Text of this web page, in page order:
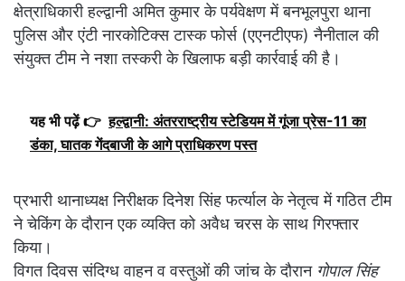
क्षेत्राधिकारी हल्द्वानी अमित कुमार के पर्यवेक्षण में बनभूलपुरा थाना
पुलिस और एंटी नारकोटिक्स टास्क फोर्स (एएनटीएफ) नैनीताल की
संयुक्त टीम ने नशा तस्करी के खिलाफ बड़ी कार्रवाई की है।
यह भी पढ़ें 👉 हल्द्वानी: अंतरराष्ट्रीय स्टेडियम में गूंजा प्रेस-11 का
डंका, घातक गेंदबाजी के आगे प्राधिकरण पस्त
प्रभारी थानाध्यक्ष निरीक्षक दिनेश सिंह फर्त्याल के नेतृत्व में गठित टीम
ने चेकिंग के दौरान एक व्यक्ति को अवैध चरस के साथ गिरफ्तार
किया।
विगत दिवस संदिग्ध वाहन व वस्तुओं की जांच के दौरान गोपाल सिंह